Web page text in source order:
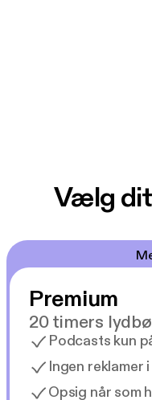
Vælg
Premium
20 timers
Podcasts kun
Ingen reklamer
Opsig når som